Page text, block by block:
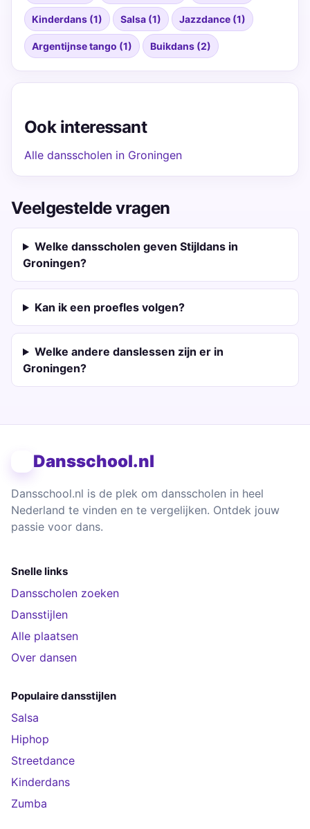
Kinderdans (1) Salsa (1) Jazzdance (1)
Argentijnse tango (1) Buikdans (2)
Ook interessant
Alle dansscholen in Groningen
Veelgestelde vragen
Welke dansscholen geven Stijldans in
Groningen?
Kan ik een proefles volgen?
Welke andere danslessen zijn er in
Groningen?
Dansschool.nl
Dansschool.nl is de plek om dansscholen in heel
Nederland te vinden en te vergelijken. Ontdek jouw
passie voor dans.
Snelle links
Dansscholen zoeken
Dansstijlen
Alle plaatsen
Over dansen
Populaire dansstijlen
Salsa
Hiphop
Streetdance
Kinderdans
Zumba